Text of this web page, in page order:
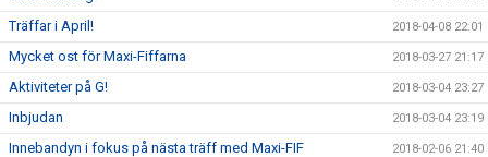
Träffar i April! 2018-04-08 22:01
Mycket ost för Maxi-Fiffarna 2018-03-27 21:17
Aktiviteter på G! 2018-03-04 23:27
Inbjudan 2018-03-04 23:19
Innebandyn i fokus på nästa träff med Maxi-FIF 2018-02-06 21:40